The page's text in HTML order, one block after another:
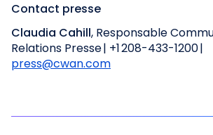
Contact presse
Claudia Cahill, Responsable
Relations Presse | +1 208-433-1200 |
press@cwan.com